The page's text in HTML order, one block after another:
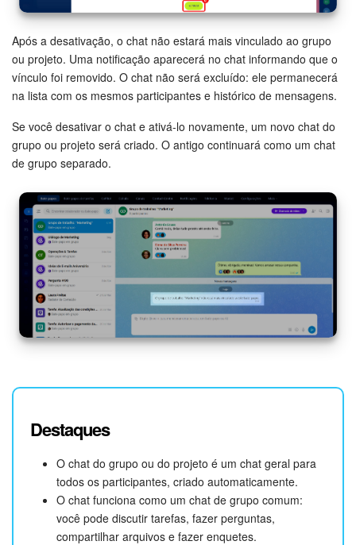
Após a desativação, o chat não estará mais vinculado ao grupo
ou projeto. Uma notificação aparecerá no chat informando que o
vínculo foi removido. O chat não será excluído: ele permanecerá
na lista com os mesmos participantes e histórico de mensagens.
Se você desativar o chat e ativá-lo novamente, um novo chat do
grupo ou projeto será criado. O antigo continuará como um chat
de grupo separado.
Destaques
O chat do grupo ou do projeto é um chat geral para
todos os participantes, criado automaticamente.
O chat funciona como um chat de grupo comum:
você pode discutir tarefas, fazer perguntas,
compartilhar arquivos e fazer enquetes.